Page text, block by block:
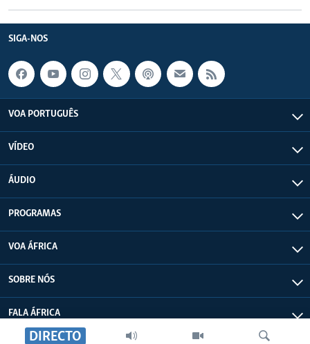
DIRECTO
SIGA-NOS
VOA PORTUGUÊS
VÍDEO
ÁUDIO
PROGRAMAS
VOA ÁFRICA
SOBRE NÓS
FALA ÁFRICA